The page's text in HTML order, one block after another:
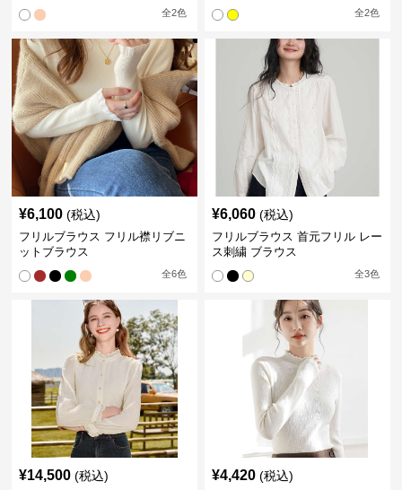
全2色 全2色
¥6,100 (税込)
フリルブラウス フリル襟リブニ
ットブラウス
全6色
¥6,060 (税込)
フリルブラウス 首元フリル レー
ス刺繍 ブラウス
全3色
¥14,500 (税込) ¥4,420 (税込)